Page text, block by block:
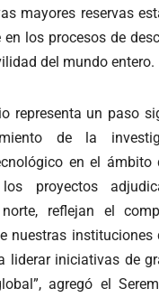
mayores reservas
en los procesos de
del mundo entero.
representa un paso
de la
en el
proyectos
norte, reflejan el
nuestras instituciones
liderar iniciativas de
agregó el